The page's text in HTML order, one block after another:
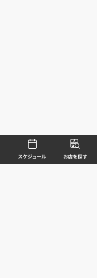
スケジュール お店を探す